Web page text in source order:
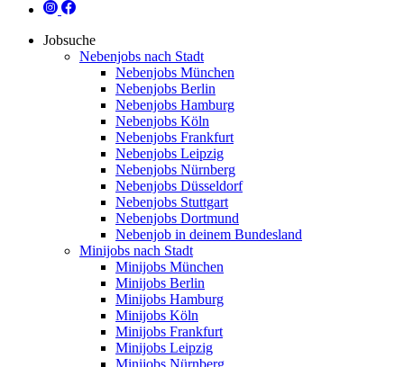
Jobsuche
Nebenjobs nach Stadt
Nebenjobs München
Nebenjobs Berlin
Nebenjobs Hamburg
Nebenjobs Köln
Nebenjobs Frankfurt
Nebenjobs Leipzig
Nebenjobs Nürnberg
Nebenjobs Düsseldorf
Nebenjobs Stuttgart
Nebenjobs Dortmund
Nebenjob in deinem Bundesland
Minijobs nach Stadt
Minijobs München
Minijobs Berlin
Minijobs Hamburg
Minijobs Köln
Minijobs Frankfurt
Minijobs Leipzig
Minijobs Nürnberg